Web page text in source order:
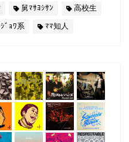
舅ﾏｻﾖｼｻﾝ 高校生
ﾞｮﾜ系 ﾏﾏ知人